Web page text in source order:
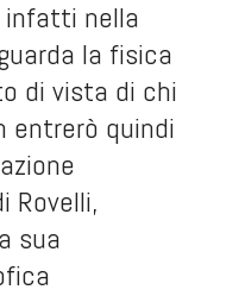
nella
la fisica
di vista di chi
entrerò quindi
Rovelli,
sua